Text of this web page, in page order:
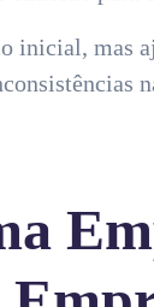
inicial, mas